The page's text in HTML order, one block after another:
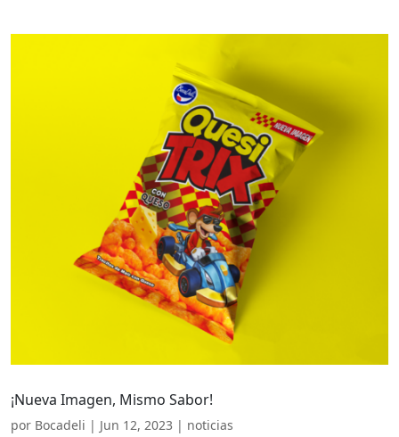
¡Nueva Imagen, Mismo Sabor!
por Bocadeli | Jun 12, 2023 | noticias